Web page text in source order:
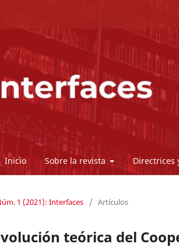
Inicio Sobre la revista Directrices
1 (2021): Interfaces / Artículos
teórica del